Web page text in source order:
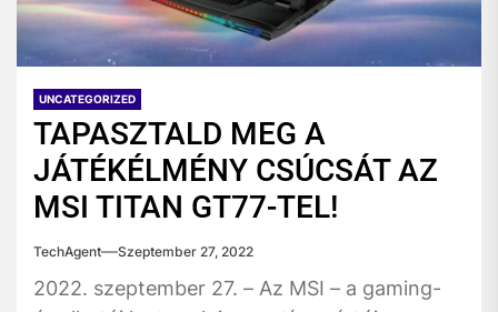
UNCATEGORIZED
TAPASZTALD MEG A
JÁTÉKÉLMÉNY CSÚCSÁT AZ
MSI TITAN GT77-TEL!
TechAgent Szeptember 27, 2022
2022. szeptember 27. – Az MSI – a gaming-